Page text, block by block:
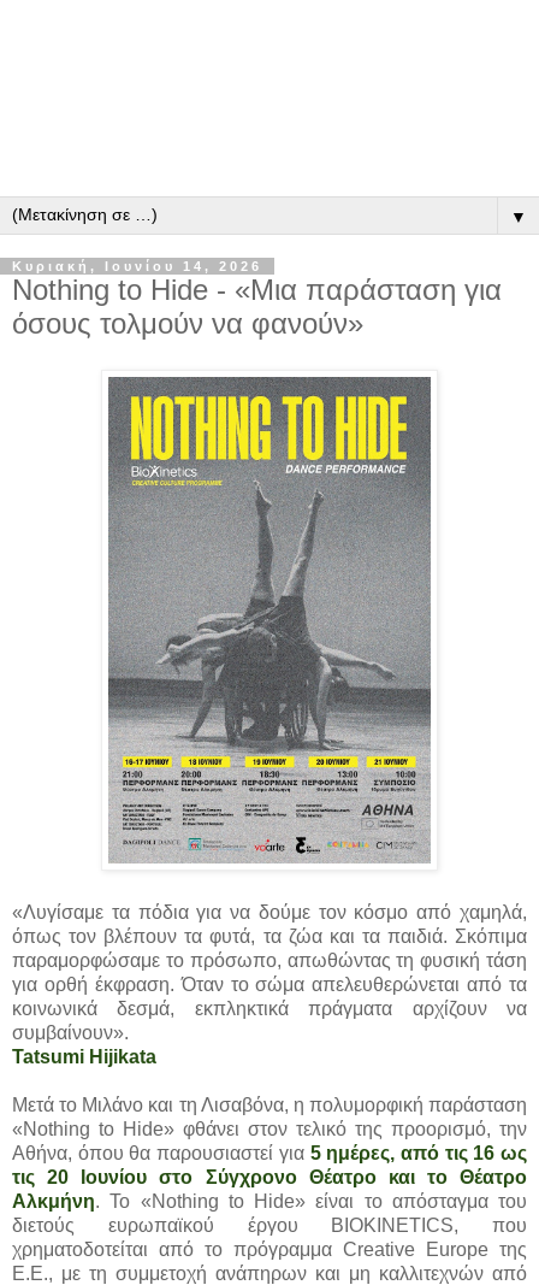
▼
Κυριακή, Ιουνίου 14, 2026
Nothing to Hide - «Μια παράσταση για
όσους τολμούν να φανούν»
«Λυγίσαμε τα πόδια για να δούμε τον κόσμο από χαμηλά,
όπως τον βλέπουν τα φυτά, τα ζώα και τα παιδιά. Σκόπιμα
παραμορφώσαμε το πρόσωπο, απωθώντας τη φυσική τάση
για ορθή έκφραση. Όταν το σώμα απελευθερώνεται από τα
κοινωνικά δεσμά, εκπληκτικά πράγματα αρχίζουν να
συμβαίνουν».
Tatsumi Hijikata
Μετά το Μιλάνο και τη Λισαβόνα, η πολυμορφική παράσταση
«Nothing to Hide» φθάνει στον τελικό της προορισμό, την
Αθήνα, όπου θα παρουσιαστεί για 5 ημέρες, από τις 16 ως
τις 20 Ιουνίου στο Σύγχρονο Θέατρο και το Θέατρο
Αλκμήνη. Το «Nothing to Hide» είναι το απόσταγμα του
διετούς ευρωπαϊκού έργου BIOKINETICS, που
χρηματοδοτείται από το πρόγραμμα Creative Europe της
Ε.Ε., με τη συμμετοχή ανάπηρων και μη καλλιτεχνών από